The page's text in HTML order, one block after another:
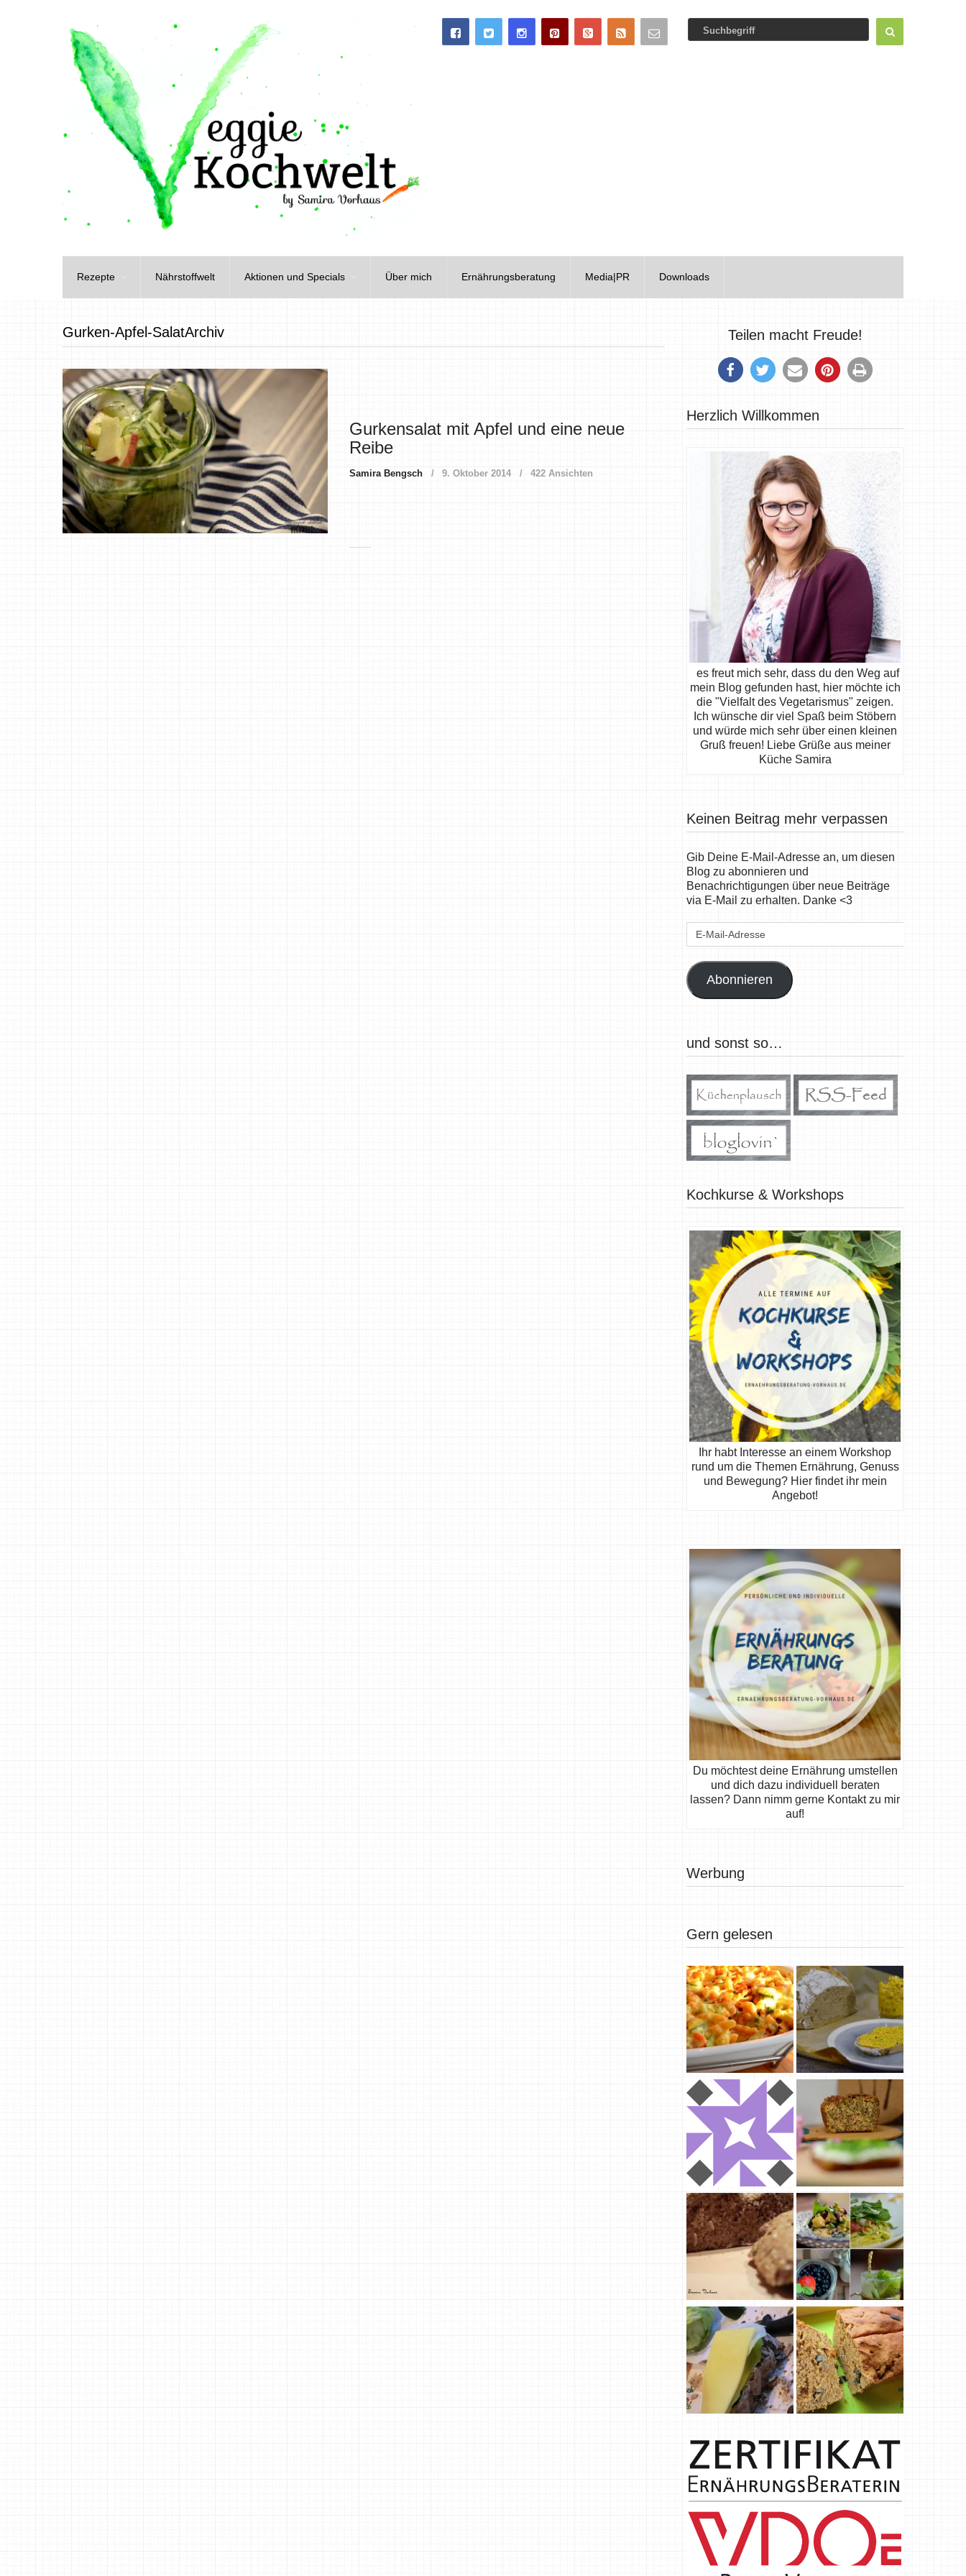
Rezepte Nährstoffwelt Aktionen und Specials Über mich Ernährungsberatung Media|PR Downloads
Gurken-Apfel-SalatArchiv
Gurkensalat mit Apfel und eine neue
Reibe
Samira Bengsch 9. Oktober 2014 422 Ansichten
Teilen macht Freude!
Herzlich Willkommen
es freut mich sehr, dass du den Weg auf
mein Blog gefunden hast, hier möchte ich
die "Vielfalt des Vegetarismus" zeigen.
Ich wünsche dir viel Spaß beim Stöbern
und würde mich sehr über einen kleinen
Gruß freuen! Liebe Grüße aus meiner
Küche Samira
Keinen Beitrag mehr verpassen
Gib Deine E-Mail-Adresse an, um diesen
Blog zu abonnieren und
Benachrichtigungen über neue Beiträge
via E-Mail zu erhalten. Danke <3
E-
Abonnieren
und sonst so…
Kochkurse & Workshops
Ihr habt Interesse an einem Workshop
rund um die Themen Ernährung, Genuss
und Bewegung? Hier findet ihr mein
Angebot!
Du möchtest deine Ernährung umstellen
und dich dazu individuell beraten
lassen? Dann nimm gerne Kontakt zu mir
auf!
Werbung
Gern gelesen